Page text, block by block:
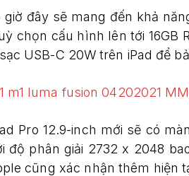
giờ đây sẽ mang đến khả
chọn cấu hình lên tới 16GB
USB-C 20W trên iPad để
Pro 12.9-inch mới sẽ có
độ phân giải 2732 x 2048
cũng xác nhận thêm hiện